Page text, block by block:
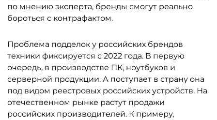
по мнению эксперта, бренды смогут реально
бороться с контрафактом.
Проблема подделок у российских брендов
техники фиксируется с 2022 года. В первую
очередь, в производстве ПК, ноутбуков и
серверной продукции. А поступает в страну она
под видом реестровых российских устройств. На
отечественном рынке растут продажи
российских производителей. К примеру,